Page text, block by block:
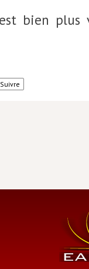
bien plus
Suivre